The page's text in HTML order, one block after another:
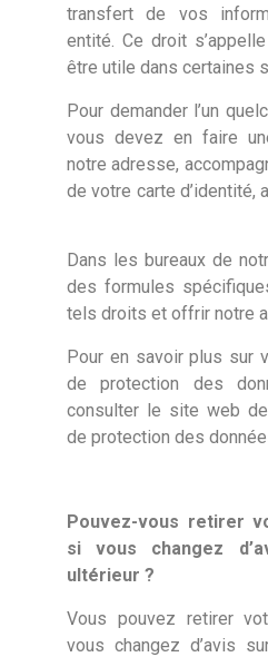
transfert de vos
entité. Ce droit
être utile dans certaines
Pour demander l’un
vous devez en faire
notre adresse,
de votre carte d’identité,
Dans les bureaux de
des formules
tels droits et offrir notre
Pour en savoir plus sur
de protection des
consulter le site web de
de protection des
Pouvez-vous retirer
si vous changez
ultérieur ?
Vous pouvez retirer
vous changez d’avis